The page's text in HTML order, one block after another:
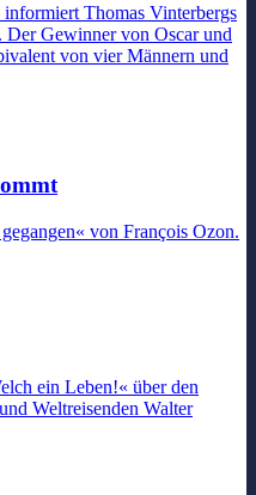
Thomas Vinterbergs
Gewinner von Oscar und
von vier Männern und
von François Ozon.
ein Leben!« über den
Weltreisenden Walter